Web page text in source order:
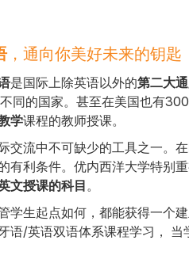
，通向你美好未来的钥匙
是国际上除英语以外的第二大
同的国家。甚至在美国也有
学课程的教师授课。
交流中不可缺少的工具之一。
有利条件。优内西洋大学特别
文授课的科目。
学生起点如何，都能获得一个
语/英语双语体系课程学习，